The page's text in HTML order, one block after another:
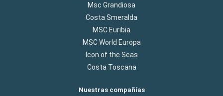
Msc Grandiosa
Costa Smeralda
MSC Euribia
MSC World Europa
Icon of the Seas
Costa Toscana
Nuestras compañías